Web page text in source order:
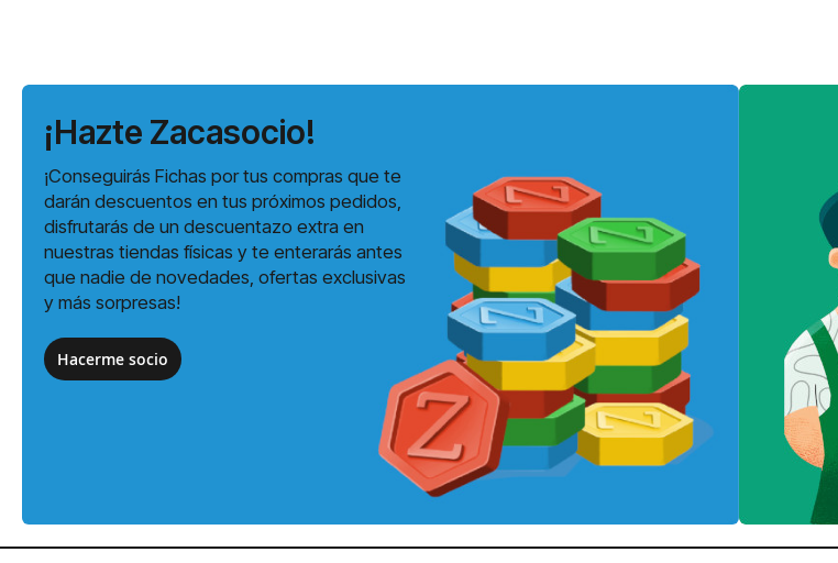
¡Hazte Zacasocio!
¡Conseguirás Fichas por tus compras que te
darán descuentos en tus próximos pedidos,
disfrutarás de un descuentazo extra en
nuestras tiendas físicas y te enterarás antes
que nadie de novedades, ofertas exclusivas
y más sorpresas!
Hacerme socio